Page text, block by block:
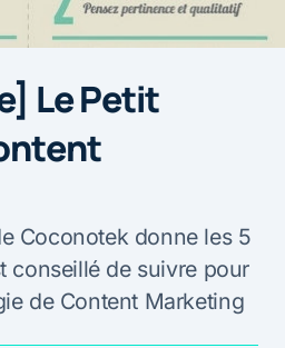
Le Petit
Coconotek donne les 5
conseillé de suivre pour
de Content Marketing